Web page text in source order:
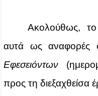
Ακολούθως, το
αυτά ως αναφορές
Εφεσειόντων
προς τη διεξαχθείσα